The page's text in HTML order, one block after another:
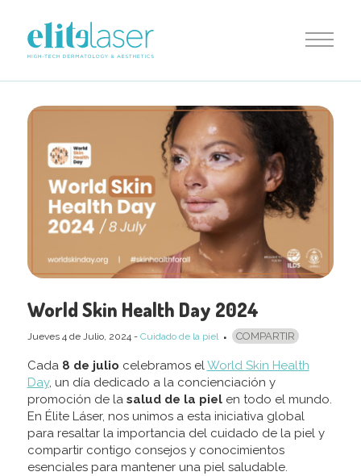
World Skin Health Day 2024
Jueves 4 deJulio, 2024- Cuidado de la piel COMPARTIR
Cada8 de julio celebramos elWorld Skin Health
Day, un día dedicado a la concienciación y
promoción de la salud de la pielen todo el mundo.
En Élite Láser, nos unimos a esta iniciativa global
para resaltar la importancia del cuidado de la piel y
compartir contigo consejos y conocimientos
esenciales para mantener una piel saludable.